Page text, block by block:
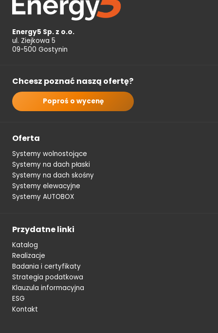
Energy5 Sp. z o.o.
ul. Ziejkowa 5
09-500 Gostynin
Chcesz poznać naszą ofertę?
Poproś o wycenę
Oferta
Systemy wolnostojące
Systemy na dach płaski
Systemy na dach skośny
Systemy elewacyjne
Systemy AUTOBOX
Przydatne linki
Katalog
Realizacje
Badania i certyfikaty
Strategia podatkowa
Klauzula informacyjna
ESG
Kontakt